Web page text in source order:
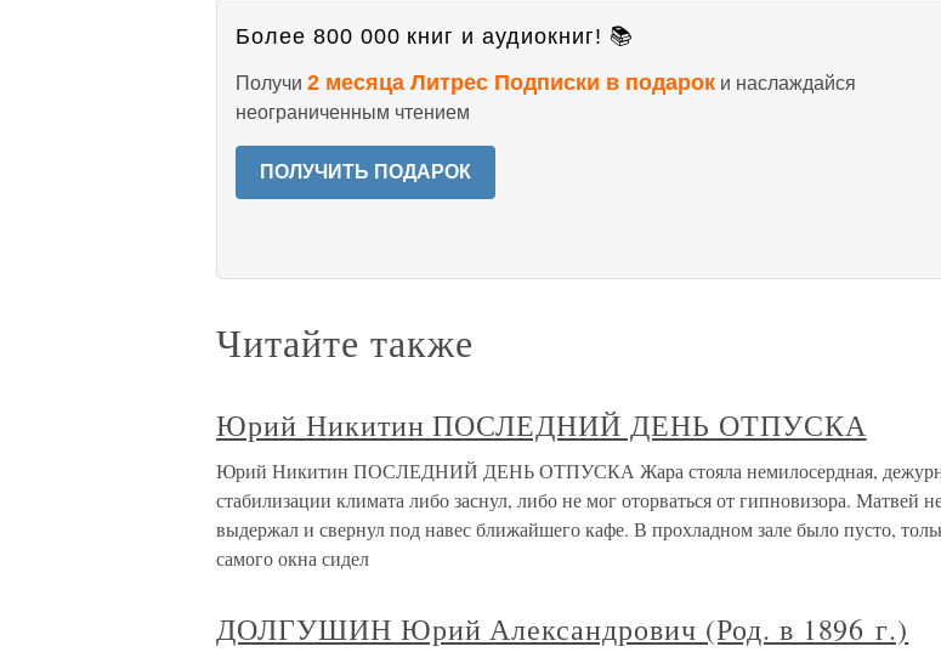
Более 800 000 книг и аудиокниг! 📚
Получи 2 месяца Литрес Подписки в подарок и наслаждайся
неограниченным чтением
ПОЛУЧИТЬ ПОДАРОК
Читайте также
Юрий Никитин ПОСЛЕДНИЙ ДЕНЬ ОТПУСКА
Юрий Никитин ПОСЛЕДНИЙ ДЕНЬ ОТПУСКА Жара стояла немилосердная,
стабилизации климата либо заснул, либо не мог оторваться от гипновизора. Матвей
выдержал и свернул под навес ближайшего кафе. В прохладном зале было пусто,
самого окна сидел
ДОЛГУШИН Юрий Александрович (Род. в 1896 г.)